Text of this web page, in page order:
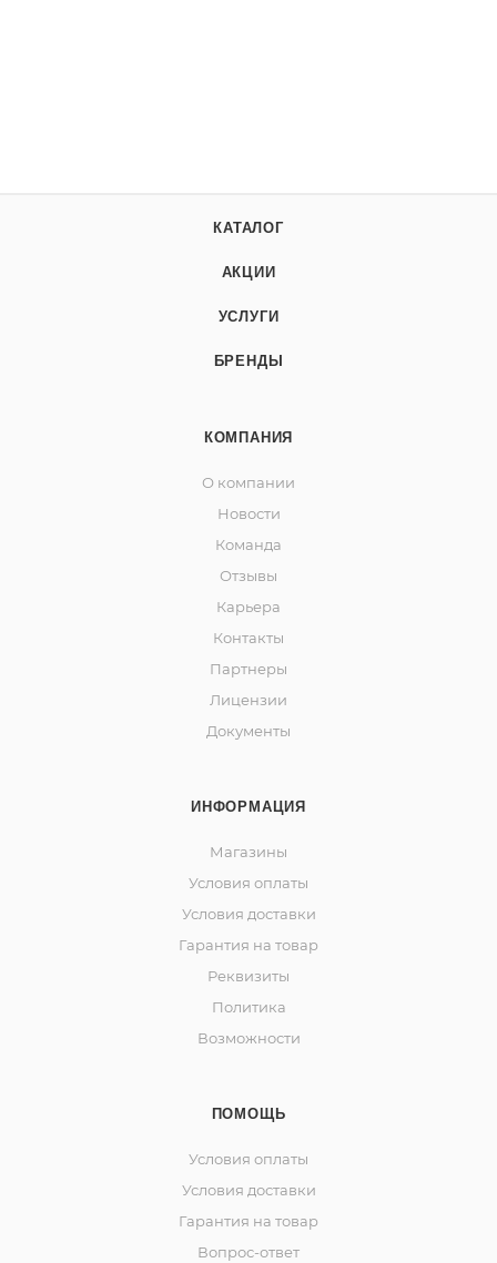
КАТАЛОГ
АКЦИИ
УСЛУГИ
БРЕНДЫ
КОМПАНИЯ
О компании
Новости
Команда
Отзывы
Карьера
Контакты
Партнеры
Лицензии
Документы
ИНФОРМАЦИЯ
Магазины
Условия оплаты
Условия доставки
Гарантия на товар
Реквизиты
Политика
Возможности
ПОМОЩЬ
Условия оплаты
Условия доставки
Гарантия на товар
Вопрос-ответ